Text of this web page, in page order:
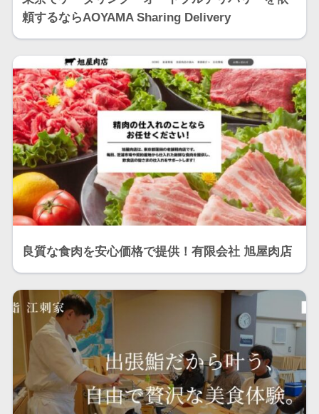
頼するならAOYAMA Sharing Delivery
良質な食肉を安心価格で提供！有限会社 旭屋肉店